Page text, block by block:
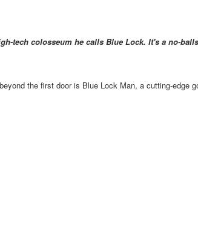
tech colosseum he calls Blue Lock. It's a no-
the first door is Blue Lock Man, a cutting-edge